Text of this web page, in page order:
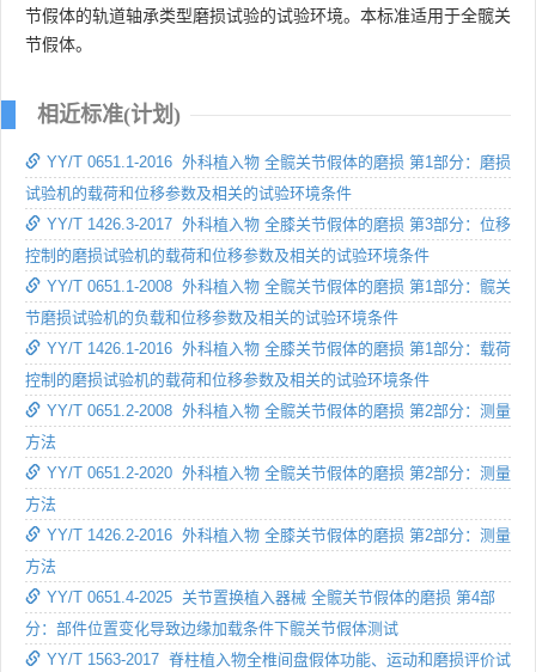
节假体的轨道轴承类型磨损试验的试验环境。本标准适用于全髋关
节假体。
相近标准(计划)
YY/T 0651.1-2016 外科植入物 全髋关节假体的磨损 第1部分：磨损
试验机的载荷和位移参数及相关的试验环境条件
YY/T 1426.3-2017 外科植入物 全膝关节假体的磨损 第3部分：位移
控制的磨损试验机的载荷和位移参数及相关的试验环境条件
YY/T 0651.1-2008 外科植入物 全髋关节假体的磨损 第1部分：髋关
节磨损试验机的负载和位移参数及相关的试验环境条件
YY/T 1426.1-2016 外科植入物 全膝关节假体的磨损 第1部分：载荷
控制的磨损试验机的载荷和位移参数及相关的试验环境条件
YY/T 0651.2-2008 外科植入物 全髋关节假体的磨损 第2部分：测量
方法
YY/T 0651.2-2020 外科植入物 全髋关节假体的磨损 第2部分：测量
方法
YY/T 1426.2-2016 外科植入物 全膝关节假体的磨损 第2部分：测量
方法
YY/T 0651.4-2025 关节置换植入器械 全髋关节假体的磨损 第4部
分：部件位置变化导致边缘加载条件下髋关节假体测试
YY/T 1563-2017 脊柱植入物全椎间盘假体功能、运动和磨损评价试